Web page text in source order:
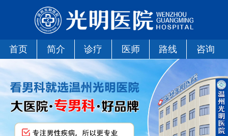
首页 简介 诊疗 医师 路线 咨询